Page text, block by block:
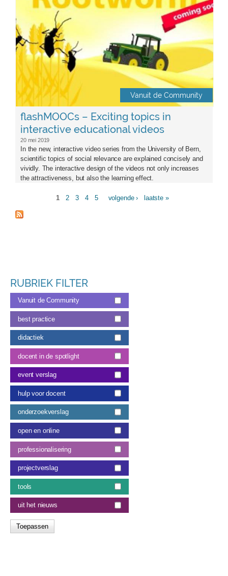
Vanuit de Community
flashMOOCs – Exciting topics in
interactive educational videos
20 mei 2019
In the new, interactive video series from the University of Bern,
scientific topics of social relevance are explained concisely and
vividly. The interactive design of the videos not only increases
the attractiveness, but also the learning effect.
1 2 3 4 5 volgende › laatste »
RUBRIEK FILTER
Vanuit de Community
best practice
didactiek
docent in de spotlight
event verslag
hulp voor docent
onderzoekverslag
open en online
professionalisering
projectverslag
tools
uit het nieuws